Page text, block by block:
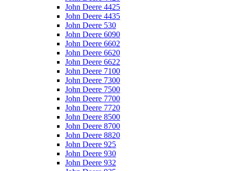
John Deere 4425
John Deere 4435
John Deere 530
John Deere 6090
John Deere 6602
John Deere 6620
John Deere 6622
John Deere 7100
John Deere 7300
John Deere 7500
John Deere 7700
John Deere 7720
John Deere 8500
John Deere 8700
John Deere 8820
John Deere 925
John Deere 930
John Deere 932